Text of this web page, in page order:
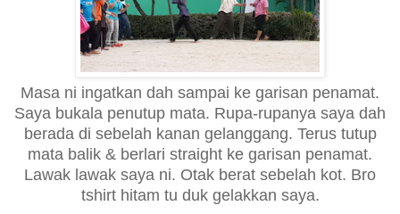
Masa ni ingatkan dah sampai ke garisan penamat.
Saya bukala penutup mata. Rupa-rupanya saya dah
berada di sebelah kanan gelanggang. Terus tutup
mata balik & berlari straight ke garisan penamat.
Lawak lawak saya ni. Otak berat sebelah kot. Bro
tshirt hitam tu duk gelakkan saya.